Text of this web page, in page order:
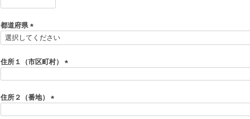
須
)
都道府県
(
須
)
住所１（市区町村）
)
住所２（番地）